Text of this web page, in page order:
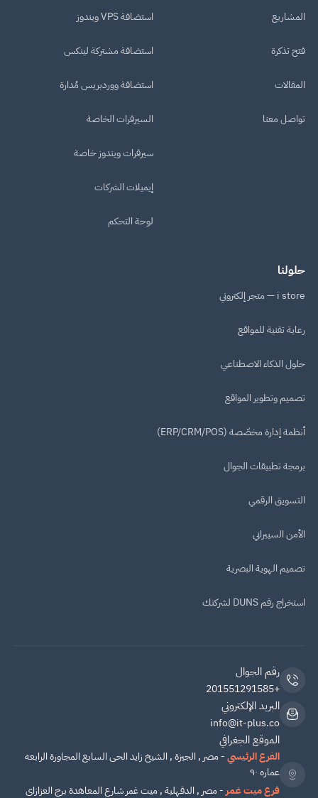
المشاريع
فتح تذكرة
المقالات
تواصل معنا
استضافة VPS ويندوز
استضافة مشتركة لينكس
استضافة ووردبريس مُدارة
السيرفرات الخاصة
سيرفرات ويندوز خاصة
إيميلات الشركات
لوحة التحكم
حلولنا
i store — متجر إلكتروني
رعاية تقنية للمواقع
حلول الذكاء الاصطناعي
تصميم وتطوير المواقع
أنظمة إدارة مخصّصة (ERP/CRM/POS)
برمجة تطبيقات الجوال
التسويق الرقمي
الأمن السيبراني
تصميم الهوية البصرية
استخراج رقم DUNS لشركتك
رقم الجوال
+201551291585
البريد الإلكتروني
info@it-plus.co
الموقع الجغرافي
الفرع الرئيسي- مصر , الجيزة , الشيخ زايد الحى السابع المجاورة الرابعه
عماره ٩٠
فرع ميت غمر - مصر , الدقهلية , ميت غمر شارع المعاهدة برج العزازاى